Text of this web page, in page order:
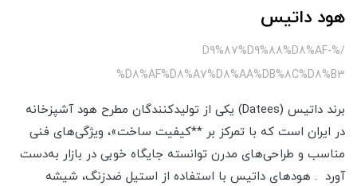
هود داتیس
/%D9%87%D9%88%D8%AF-
%D8%AF%D8%A7%D8%AA%DB%8C%D8%B3
برند داتیس (Datees) یکی از تولیدکنندگان مطرح هود آشپزخانه
در ایران است که با تمرکز بر **کیفیت ساخت»، ویژگی‌های فنی
مناسب و طراحی‌های مدرن توانسته جایگاه خوبی در بازار به‌دست
آورد . هودهای داتیس با استفاده از استیل ضدزنگ، شیشه